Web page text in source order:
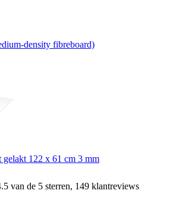
density fibreboard)
122 x 61 cm 3 mm
van de 5 sterren, 149 klantreviews